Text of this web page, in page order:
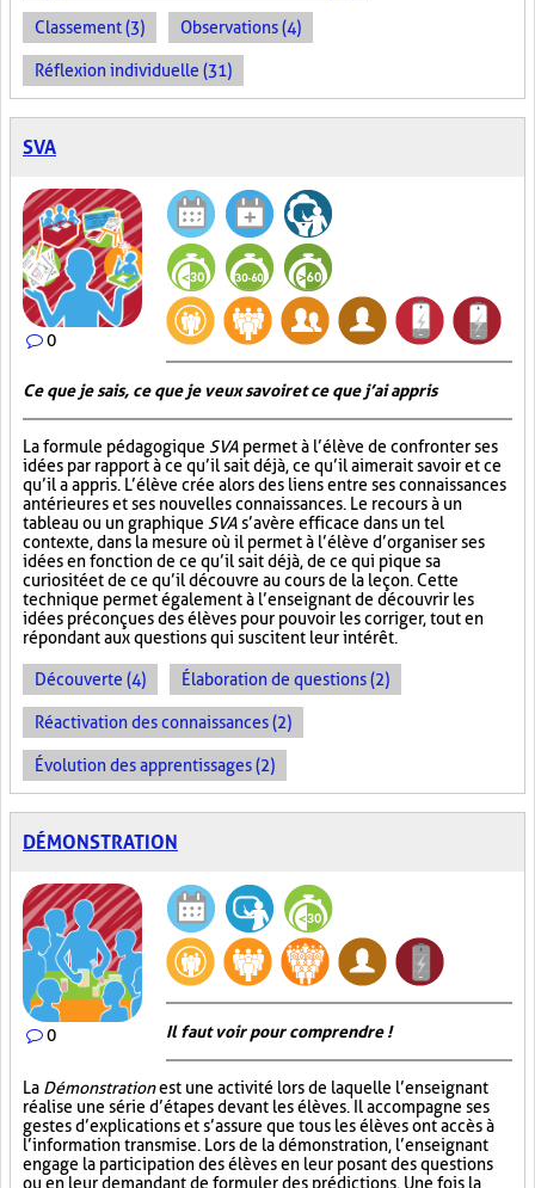
Classement (3) Observations (4)
Réflexion individuelle (31)
SVA
0
Ce que je sais, ce que je veux savoir et ce que j’ai appris
La formule pédagogique SVA permet à l’élève de confronter ses
idées par rapport à ce qu’il sait déjà, ce qu’il aimerait savoir et ce
qu’il a appris. L’élève crée alors des liens entre ses connaissances
antérieures et ses nouvelles connaissances. Le recours à un
tableau ou un graphique SVA s’avère efficace dans un tel
contexte, dans la mesure où il permet à l’élève d’organiser ses
idées en fonction de ce qu’il sait déjà, de ce qui pique sa
curiosité et de ce qu’il découvre au cours de la leçon. Cette
technique permet également à l’enseignant de découvrir les
idées préconçues des élèves pour pouvoir les corriger, tout en
répondant aux questions qui suscitent leur intérêt.
Découverte (4) Élaboration de questions (2)
Réactivation des connaissances (2)
Évolution des apprentissages (2)
DÉMONSTRATION
0 Il faut voir pour comprendre !
La Démonstrationest une activité lors de laquelle l’enseignant
réalise une série d’étapes devant les élèves. Il accompagne ses
gestes d’explications et s’assure que tous les élèves ont accès à
l’information transmise. Lors de la démonstration, l’enseignant
engage la participation des élèves en leur posant des questions
ou en leur demandant de formuler des prédictions. Une fois la